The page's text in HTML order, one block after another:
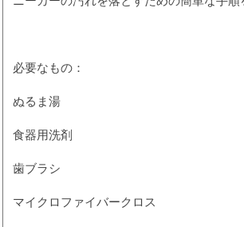
必要なもの：
ぬるま湯
食器用洗剤
歯ブラシ
マイクロファイバークロス